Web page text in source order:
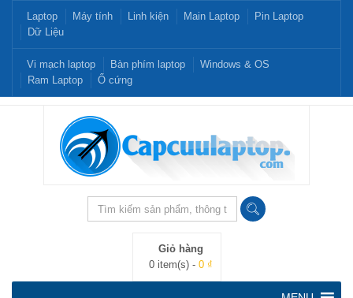
Laptop Máy tính Linh kiện Main Laptop
Pin Laptop
Dữ Liệu
Vi mạch laptop Bàn phím laptop
Windows & OS
Ram Laptop
Ổ cứng
Giỏ hàng
0 item(s) - 0 ₫